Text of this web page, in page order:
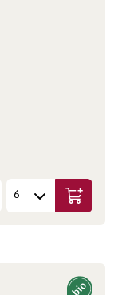
In den
Bio